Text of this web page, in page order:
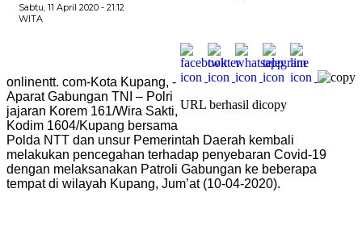
Sabtu, 11 April 2020 - 21:12
WITA
URL berhasil dicopy
onlinentt. com-Kota Kupang, -
Aparat Gabungan TNI – Polri
jajaran Korem 161/Wira Sakti,
Kodim 1604/Kupang bersama
Polda NTT dan unsur Pemerintah Daerah kembali
melakukan pencegahan terhadap penyebaran Covid-19
dengan melaksanakan Patroli Gabungan ke beberapa
tempat di wilayah Kupang, Jum’at (10-04-2020).